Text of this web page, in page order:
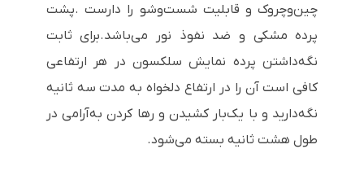
چین‌وچروک و قابلیت شست‌وشو را دارست .پشت
پرده مشکی و ضد نفوذ نور می‌باشد.برای ثابت
نگه‌داشتن پرده نمایش سلکسون در هر ارتفاعی
کافی است آن را در ارتفاع دلخواه به مدت سه ثانیه
نگه‌دارید و با یک‌بار کشیدن و رها کردن به‌آرامی در
طول هشت ثانیه بسته می‌شود.